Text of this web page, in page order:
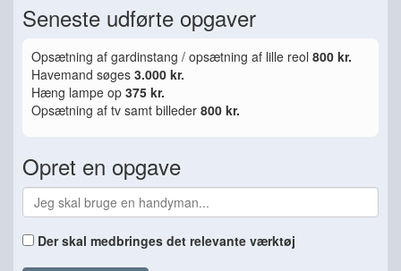
Seneste udførte opgaver
Opsætning af gardinstang / opsætning af lille reol 800 kr.
Havemand søges 3.000 kr.
Hæng lampe op 375 kr.
Opsætning af tv samt billeder 800 kr.
Opret en opgave
Der skal medbringes det relevante værktøj